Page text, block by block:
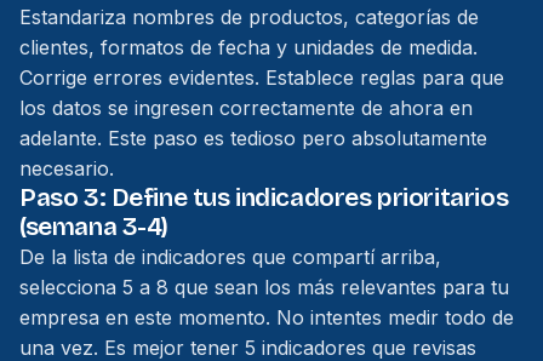
Estandariza nombres de productos, categorías de
clientes, formatos de fecha y unidades de medida.
Corrige errores evidentes. Establece reglas para que
los datos se ingresen correctamente de ahora en
adelante. Este paso es tedioso pero absolutamente
necesario.
Paso 3: Define tus indicadores prioritarios
(semana 3-4)
De la lista de indicadores que compartí arriba,
selecciona 5 a 8 que sean los más relevantes para tu
empresa en este momento. No intentes medir todo de
una vez. Es mejor tener 5 indicadores que revisas